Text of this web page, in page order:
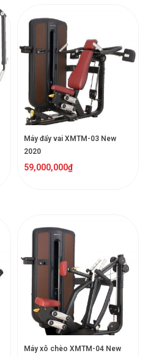
Máy đẩy vai XMTM-03 New
2020
59,000,000₫
Máy xô chèo XMTM-04 New